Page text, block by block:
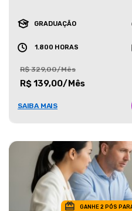
GRADUAÇÃO
1.800 HORAS
R$ 329,00/Mês
R$ 139,00/Mês
SAIBA MAIS
GANHE 2 PÓS